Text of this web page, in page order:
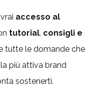
accesso al
tutorial, consigli e
tutte le domande che
più attiva brand
sostenerti.